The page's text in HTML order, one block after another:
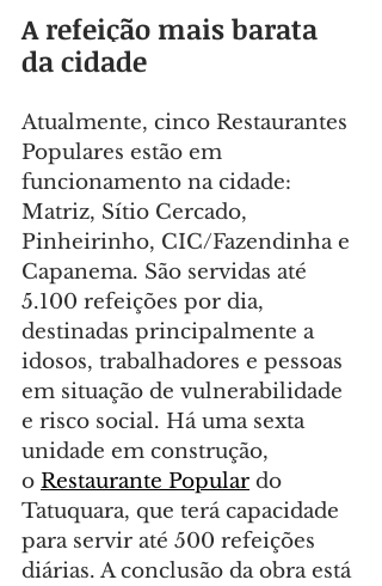
A refeição mais barata
da cidade
Atualmente, cinco Restaurantes
Populares estão em
funcionamento na cidade:
Matriz, Sítio Cercado,
Pinheirinho, CIC/Fazendinha e
Capanema. São servidas até
5.100 refeições por dia,
destinadas principalmente a
idosos, trabalhadores e pessoas
em situação de vulnerabilidade
e risco social. Há uma sexta
unidade em construção,
o Restaurante Popular do
Tatuquara, que terá capacidade
para servir até 500 refeições
diárias. A conclusão da obra está